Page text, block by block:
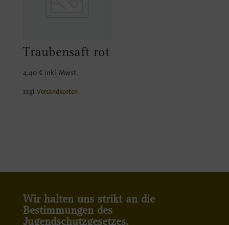
Traubensaft rot
4,40 € inkl. Mwst.
zzgl. Versandkosten
Wir halten uns strikt an die
Bestimmungen des